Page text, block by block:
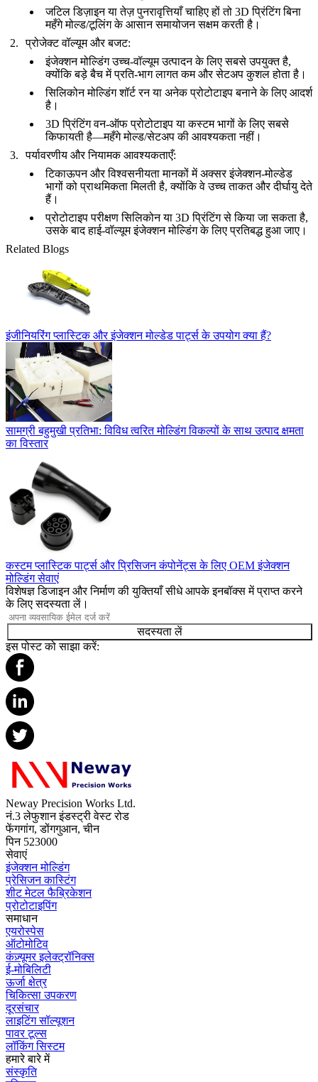
जटिल डिज़ाइन या तेज़ पुनरावृत्तियाँचाहिए हों तो 3D प्रिंटिंग बिना
महँगे मोल्ड/टूलिंग के आसान समायोजन सक्षम करती है।
प्रोजेक्ट वॉल्यूम और बजट:
इंजेक्शन मोल्डिंगउच्च-वॉल्यूम उत्पादन के लिए सबसे उपयुक्त है,
क्योंकि बड़े बैच में प्रति-भाग लागत कम और सेटअप कुशल होता है।
सिलिकोन मोल्डिंगशॉर्ट रन या अनेक प्रोटोटाइप बनाने के लिए आदर्श
है।
3D प्रिंटिंगवन-ऑफ प्रोटोटाइप या कस्टम भागों के लिए सबसे
किफायती है—महँगे मोल्ड/सेटअप की आवश्यकता नहीं।
पर्यावरणीय और नियामक आवश्यकताएँ:
टिकाऊपन और विश्वसनीयतामानकों में अक्सर इंजेक्शन-मोल्डेड
भागों को प्राथमिकता मिलती है, क्योंकि वे उच्च ताकत और दीर्घायु देते
हैं।
प्रोटोटाइप परीक्षणसिलिकोन या 3D प्रिंटिंग से किया जा सकता है,
उसके बाद हाई-वॉल्यूम इंजेक्शन मोल्डिंग के लिए प्रतिबद्ध हुआ जाए।
Related Blogs
इंजीनियरिंग प्लास्टिक और इंजेक्शन मोल्डेड पार्ट्स के उपयोग क्या हैं?
सामग्री बहुमुखी प्रतिभा: विविध त्वरित मोल्डिंग विकल्पों के साथ उत्पाद क्षमता
का विस्तार
कस्टम प्लास्टिक पार्ट्स और प्रिसिजन कंपोनेंट्स के लिए OEM इंजेक्शन
मोल्डिंग सेवाएं
विशेषज्ञ डिजाइन और निर्माण की युक्तियाँ सीधे आपके इनबॉक्स में प्राप्त करने
के लिए सदस्यता लें।
सदस्यता लें
इस पोस्ट को साझा करें:
Neway Precision Works Ltd.
नं.3 लेफुशान इंडस्ट्री वेस्ट रोड
फेंगगांग, डोंगगुआन, चीन
पिन 523000
सेवाएं
इंजेक्शन मोल्डिंग
प्रेसिजन कास्टिंग
शीट मेटल फैब्रिकेशन
प्रोटोटाइपिंग
समाधान
एयरोस्पेस
ऑटोमोटिव
कंज़्यूमर इलेक्ट्रॉनिक्स
ई-मोबिलिटी
ऊर्जा क्षेत्र
चिकित्सा उपकरण
दूरसंचार
लाइटिंग सॉल्यूशन
पावर टूल्स
लॉकिंग सिस्टम
हमारे बारे में
संस्कृति